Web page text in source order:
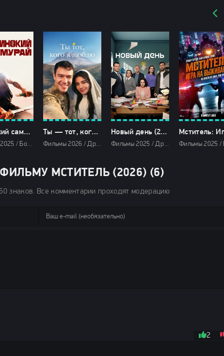
Одинокий самурай (2025)
Фильмы 2025 / Боевики 2025 / Драмы 2025 / Последние фильмы 2025 / Новинки кино 2025 / Зарубежные фильмы 2025 / Фильмы осени 2025 / Популярные фильмы / Смотреть фильмы онлайн
Ты — тот, кого я люблю (2026)
Фильмы 2026 / Драмы 2026 / Сериалы 2026 / Турецкие сериалы / Сериалы февраля 2026 / Новинки сериалов 2026 / Сериалы мая 2026 / Сериалы апреля 2026 / Сериалы марта 2026 / Сериалы весны 2026 / Смотреть фильмы онлайн
Новый день (2025)
Фильмы 2025 / Драмы 2025 / Сериалы 2025 / Турецкие сериалы / Смотреть фильмы онлайн
МСТИТЕЛЬ (2026) (6)
знаков. Все комментарии проходят модерацию
2